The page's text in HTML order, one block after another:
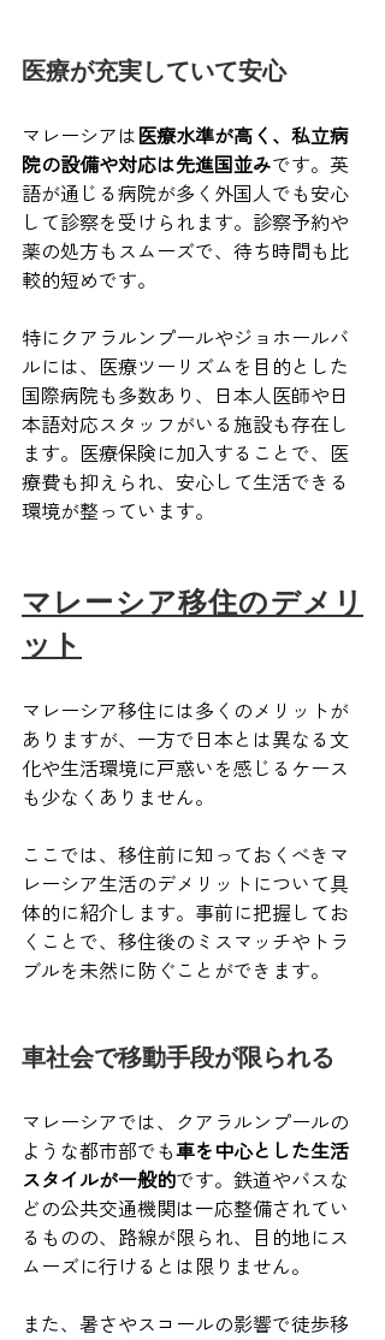
医療が充実していて安心
マレーシアは医療水準が高く、私立病
院の設備や対応は先進国並みです。英
語が通じる病院が多く外国人でも安心
して診察を受けられます。診察予約や
薬の処方もスムーズで、待ち時間も比
較的短めです。
特にクアラルンプールやジョホールバ
ルには、医療ツーリズムを目的とした
国際病院も多数あり、日本人医師や日
本語対応スタッフがいる施設も存在し
ます。医療保険に加入することで、医
療費も抑えられ、安心して生活できる
環境が整っています。
マレーシア移住のデメリ
ット
マレーシア移住には多くのメリットが
ありますが、一方で日本とは異なる文
化や生活環境に戸惑いを感じるケース
も少なくありません。
ここでは、移住前に知っておくべきマ
レーシア生活のデメリットについて具
体的に紹介します。事前に把握してお
くことで、移住後のミスマッチやトラ
ブルを未然に防ぐことができます。
車社会で移動手段が限られる
マレーシアでは、クアラルンプールの
ような都市部でも車を中心とした生活
スタイルが一般的です。鉄道やバスな
どの公共交通機関は一応整備されてい
るものの、路線が限られ、目的地にス
ムーズに行けるとは限りません。
また、暑さやスコールの影響で徒歩移